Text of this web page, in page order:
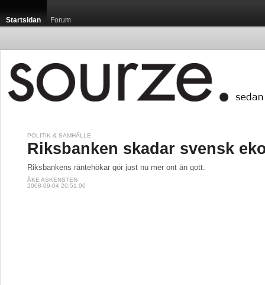
Startsidan Forum
POLITIK & SAMHÄLLE
Riksbanken skadar svensk
Riksbankens räntehökar gör just nu mer ont än gott.
ÅKE ASKENSTEN
2008-09-04 20:51:00